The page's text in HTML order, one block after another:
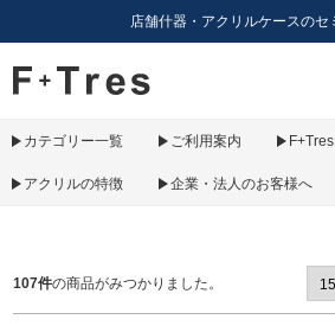
F+Tres｜エフ プラス トレス｜
店舗什器・アクリルケースのセ
カテゴリー一覧 ご利用案内
アクリルの特徴 企業・法人のお客様へ
107件の商品がみつかりました。